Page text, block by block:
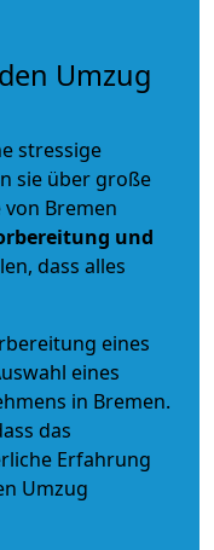
Umzug
stressige
sie über große
Bremen
und
dass alles
eines
eines
in Bremen.
das
Erfahrung
Umzug